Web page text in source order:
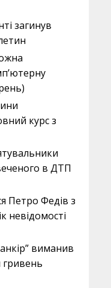
загинув
курс з
в ДТП
Петро Федів з
невідомості
виманив
гривень